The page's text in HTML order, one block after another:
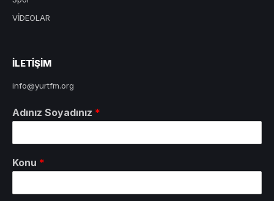
VİDEOLAR
ILETIŞIM
info@yurtfm.org
Adınız Soyadınız *
Konu *